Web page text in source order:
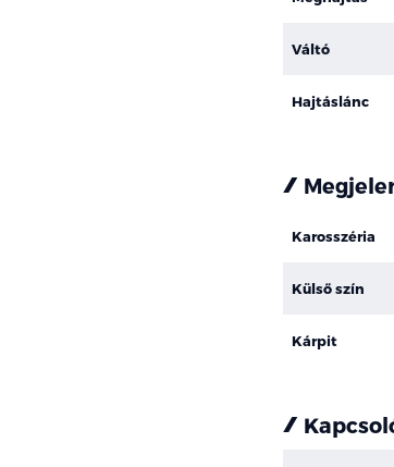
Váltó
Hajtáslánc
Karosszéria
Külső szín
Kárpit